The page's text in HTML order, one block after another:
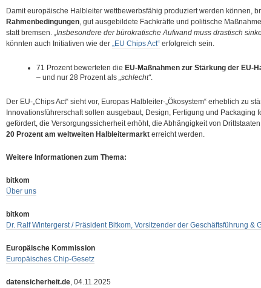
Damit europäische Halbleiter wettbewerbsfähig produziert werden können,
Rahmenbedingungen, gut ausgebildete Fachkräfte und politische
statt bremsen. „Insbesondere der bürokratische Aufwand muss drastisch
könnten auch Initiativen wie der „EU Chips Act“ erfolgreich sein.
71 Prozent bewerteten die EU-Maßnahmen zur Stärkung der EU-
– und nur 28 Prozent als „schlecht“.
Der EU-„Chips Act“ sieht vor, Europas Halbleiter-„Ökosystem“ erheblich zu
Innovationsführerschaft sollen ausgebaut, Design, Fertigung und Packaging
gefördert, die Versorgungssicherheit erhöht, die Abhängigkeit von
20 Prozent am weltweiten Halbleitermarkt erreicht werden.
Weitere Informationen zum Thema:
bitkom
Über uns
bitkom
Dr. Ralf Wintergerst / Präsident Bitkom, Vorsitzender der Geschäftsführung &
Europäische Kommission
Europäisches Chip-Gesetz
datensicherheit.de, 04.11.2025